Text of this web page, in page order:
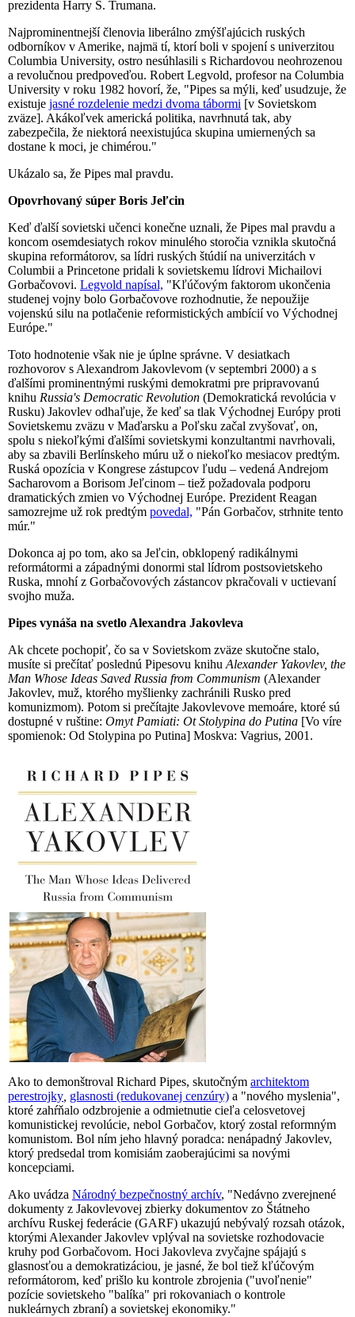
prezidenta Harry S. Trumana.
Najprominentnejší členovia liberálno zmýšľajúcich ruských
odborníkov v Amerike, najmä tí, ktorí boli v spojení s univerzitou
Columbia University, ostro nesúhlasili s Richardovou neohrozenou
a revolučnou predpoveďou. Robert Legvold, profesor na Columbia
University v roku 1982 hovorí, že, "Pipes sa mýli, keď usudzuje, že
existuje jasné rozdelenie medzi dvoma tábormi [v Sovietskom
zväze]. Akákoľvek americká politika, navrhnutá tak, aby
zabezpečila, že niektorá neexistujúca skupina umiernených sa
dostane k moci, je chimérou."
Ukázalo sa, že Pipes mal pravdu.
Opovrhovaný súper Boris Jeľcin
Keď ďalší sovietski učenci konečne uznali, že Pipes mal pravdu a
koncom osemdesiatych rokov minulého storočia vznikla skutočná
skupina reformátorov, sa lídri ruských štúdií na univerzitách v
Columbii a Princetone pridali k sovietskemu lídrovi Michailovi
Gorbačovovi. Legvold napísal, "Kľúčovým faktorom ukončenia
studenej vojny bolo Gorbačovove rozhodnutie, že nepoužije
vojenskú silu na potlačenie reformistických ambícií vo Východnej
Európe."
Toto hodnotenie však nie je úplne správne. V desiatkach
rozhovorov s Alexandrom Jakovlevom (v septembri 2000) a s
ďalšími prominentnými ruskými demokratmi pre pripravovanú
knihu Russia's Democratic Revolution (Demokratická revolúcia v
Rusku) Jakovlev odhaľuje, že keď sa tlak Východnej Európy proti
Sovietskemu zväzu v Maďarsku a Poľsku začal zvyšovať, on,
spolu s niekoľkými ďalšími sovietskymi konzultantmi navrhovali,
aby sa zbavili Berlínskeho múru už o niekoľko mesiacov predtým.
Ruská opozícia v Kongrese zástupcov ľudu – vedená Andrejom
Sacharovom a Borisom Jeľcinom – tiež požadovala podporu
dramatických zmien vo Východnej Európe. Prezident Reagan
samozrejme už rok predtým povedal, "Pán Gorbačov, strhnite tento
múr."
Dokonca aj po tom, ako sa Jeľcin, obklopený radikálnymi
reformátormi a západnými donormi stal lídrom postsovietskeho
Ruska, mnohí z Gorbačovových zástancov pkračovali v uctievaní
svojho muža.
Pipes vynáša na svetlo Alexandra Jakovleva
Ak chcete pochopiť, čo sa v Sovietskom zväze skutočne stalo,
musíte si prečítať poslednú Pipesovu knihu Alexander Yakovlev, the
Man Whose Ideas Saved Russia from Communism (Alexander
Jakovlev, muž, ktorého myšlienky zachránili Rusko pred
komunizmom). Potom si prečítajte Jakovlevove memoáre, ktoré sú
dostupné v ruštine: Omyt Pamiati: Ot Stolypina do Putina [Vo víre
spomienok: Od Stolypina po Putina] Moskva: Vagrius, 2001.
Ako to demonštroval Richard Pipes, skutočným architektom
perestrojky glasnosti (redukovanej cenzúry) a "nového myslenia",
ktoré zahŕňalo odzbrojenie a odmietnutie cieľa celosvetovej
komunistickej revolúcie, nebol Gorbačov, ktorý zostal reformným
komunistom. Bol ním jeho hlavný poradca: nenápadný Jakovlev,
ktorý predsedal trom komisiám zaoberajúcimi sa novými
koncepciami.
Ako uvádza Národný bezpečnostný archív, "Nedávno zverejnené
dokumenty z Jakovlevovej zbierky dokumentov zo Štátneho
archívu Ruskej federácie (GARF) ukazujú nebývalý rozsah otázok,
ktorými Alexander Jakovlev vplýval na sovietske rozhodovacie
kruhy pod Gorbačovom. Hoci Jakovleva zvyčajne spájajú s
glasnosťou a demokratizáciou, je jasné, že bol tiež kľúčovým
reformátorom, keď prišlo ku kontrole zbrojenia ("uvoľnenie"
pozície sovietskeho "balíka" pri rokovaniach o kontrole
nukleárnych zbraní) a sovietskej ekonomiky."